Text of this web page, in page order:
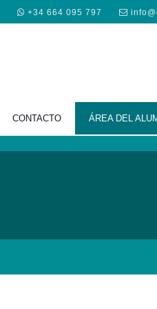
+34 664 095 797
CONTACTO ÁREA DEL